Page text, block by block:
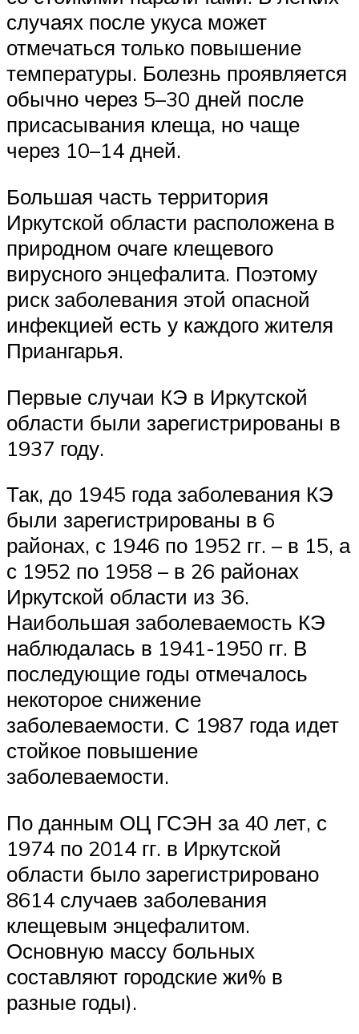
случаях после укуса может
отмечаться только повышение
температуры. Болезнь проявляется
обычно через 5–30 дней после
присасывания клеща, но чаще
через 10–14 дней.
Большая часть территория
Иркутской области расположена в
природном очаге клещевого
вирусного энцефалита. Поэтому
риск заболевания этой опасной
инфекцией есть у каждого жителя
Приангарья.
Первые случаи КЭ в Иркутской
области были зарегистрированы в
1937 году.
Так, до 1945 года заболевания КЭ
были зарегистрированы в 6
районах, с 1946 по 1952 гг. – в 15, а
с 1952 по 1958 – в 26 районах
Иркутской области из 36.
Наибольшая заболеваемость КЭ
наблюдалась в 1941-1950 гг. В
последующие годы отмечалось
некоторое снижение
заболеваемости. С 1987 года идет
стойкое повышение
заболеваемости.
По данным ОЦ ГСЭН за 40 лет, с
1974 по 2014 гг. в Иркутской
области было зарегистрировано
8614 случаев заболевания
клещевым энцефалитом.
Основную массу больных
составляют городские жи% в
разные годы).